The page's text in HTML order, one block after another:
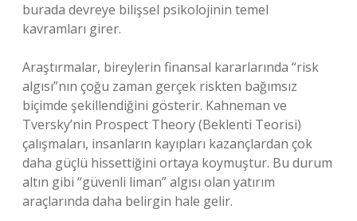
burada devreye bilişsel psikolojinin temel
kavramları girer.
Araştırmalar, bireylerin finansal kararlarında “risk
algısı”nın çoğu zaman gerçek riskten bağımsız
biçimde şekillendiğini gösterir. Kahneman ve
Tversky’nin Prospect Theory (Beklenti Teorisi)
çalışmaları, insanların kayıpları kazançlardan çok
daha güçlü hissettiğini ortaya koymuştur. Bu durum
altın gibi “güvenli liman” algısı olan yatırım
araçlarında daha belirgin hale gelir.